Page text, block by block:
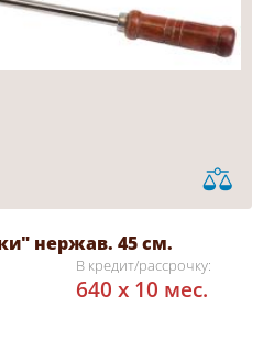
нержав. 45 см.
В кредит/рассрочку:
640 x 10 мес.